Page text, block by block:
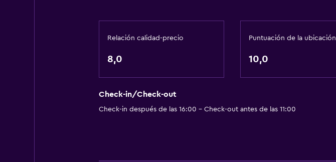
Relación calidad-precio
8,0
Puntuación de la ubicación
10,0
Check-in/Check-out
Check-in después de las 16:00 - Check-out antes de las 11:00